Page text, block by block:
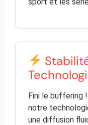
Fini le buffering
notre
une diffusion